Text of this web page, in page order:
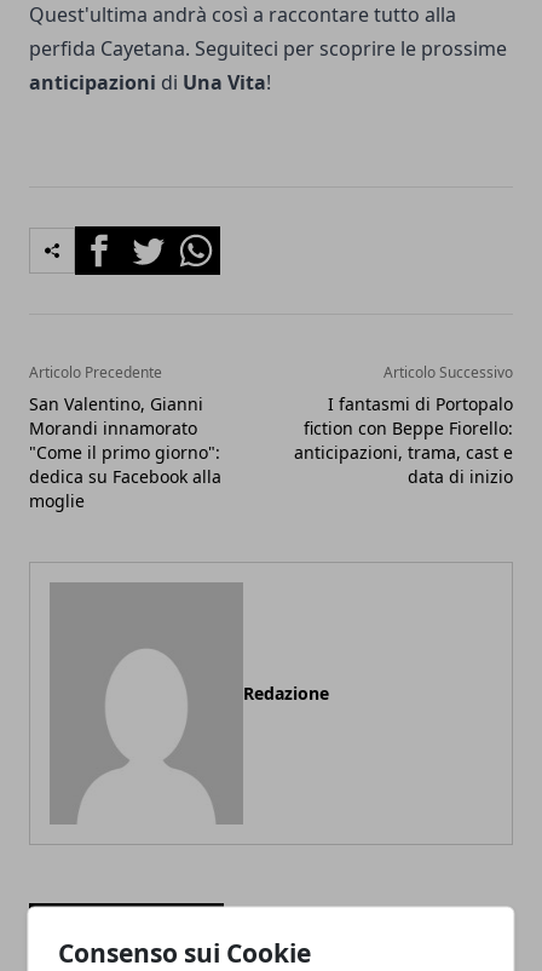
Consenso sui Cookie
Quest'ultima andrà così a raccontare tutto alla
perfida Cayetana. Seguiteci per scoprire le prossime
anticipazioni di Una Vita!
FacebookTwitterWhatsapp
Articolo Precedente
San Valentino, Gianni
Morandi innamorato
"Come il primo giorno":
dedica su Facebook alla
moglie
Articolo Successivo
I fantasmi di Portopalo
fiction con Beppe Fiorello:
anticipazioni, trama, cast e
data di inizio
Redazione